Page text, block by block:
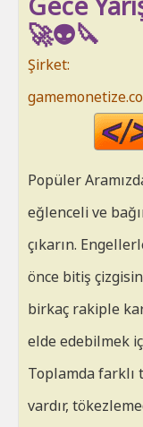
🚀👽🔪
Şirket:
Popüler
eğlenceli ve
çıkarın.
önce bitiş
birkaç rakiple
elde edebilmek
Toplamda farklı
vardır,